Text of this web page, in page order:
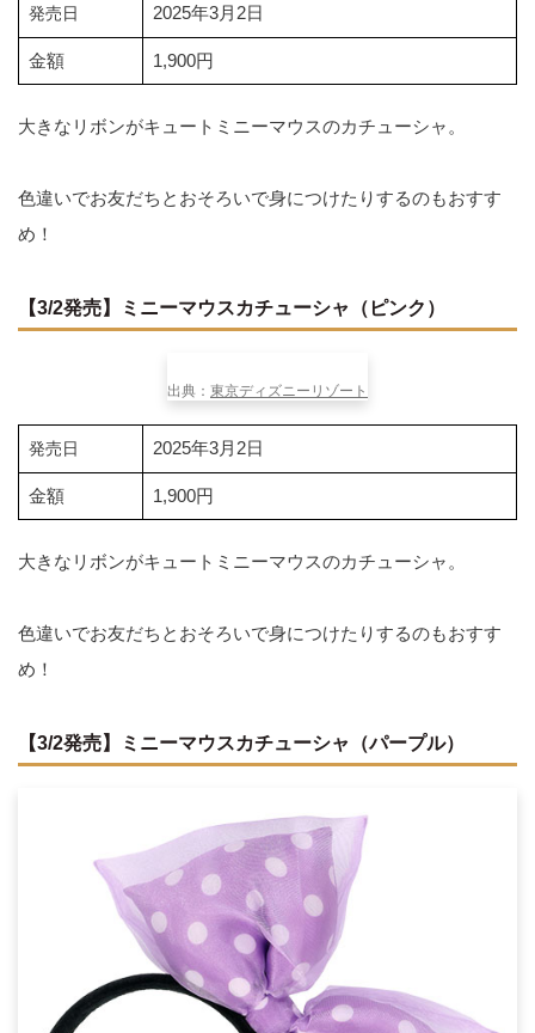
発売日 2025年3月2日
金額 1,900円
大きなリボンがキュートミニーマウスのカチューシャ。
色違いでお友だちとおそろいで身につけたりするのもおすす
め！
【3/2発売】ミニーマウスカチューシャ（ピンク）
出典： 東京ディズニーリゾート
発売日 2025年3月2日
金額 1,900円
大きなリボンがキュートミニーマウスのカチューシャ。
色違いでお友だちとおそろいで身につけたりするのもおすす
め！
【3/2発売】ミニーマウスカチューシャ（パープル）